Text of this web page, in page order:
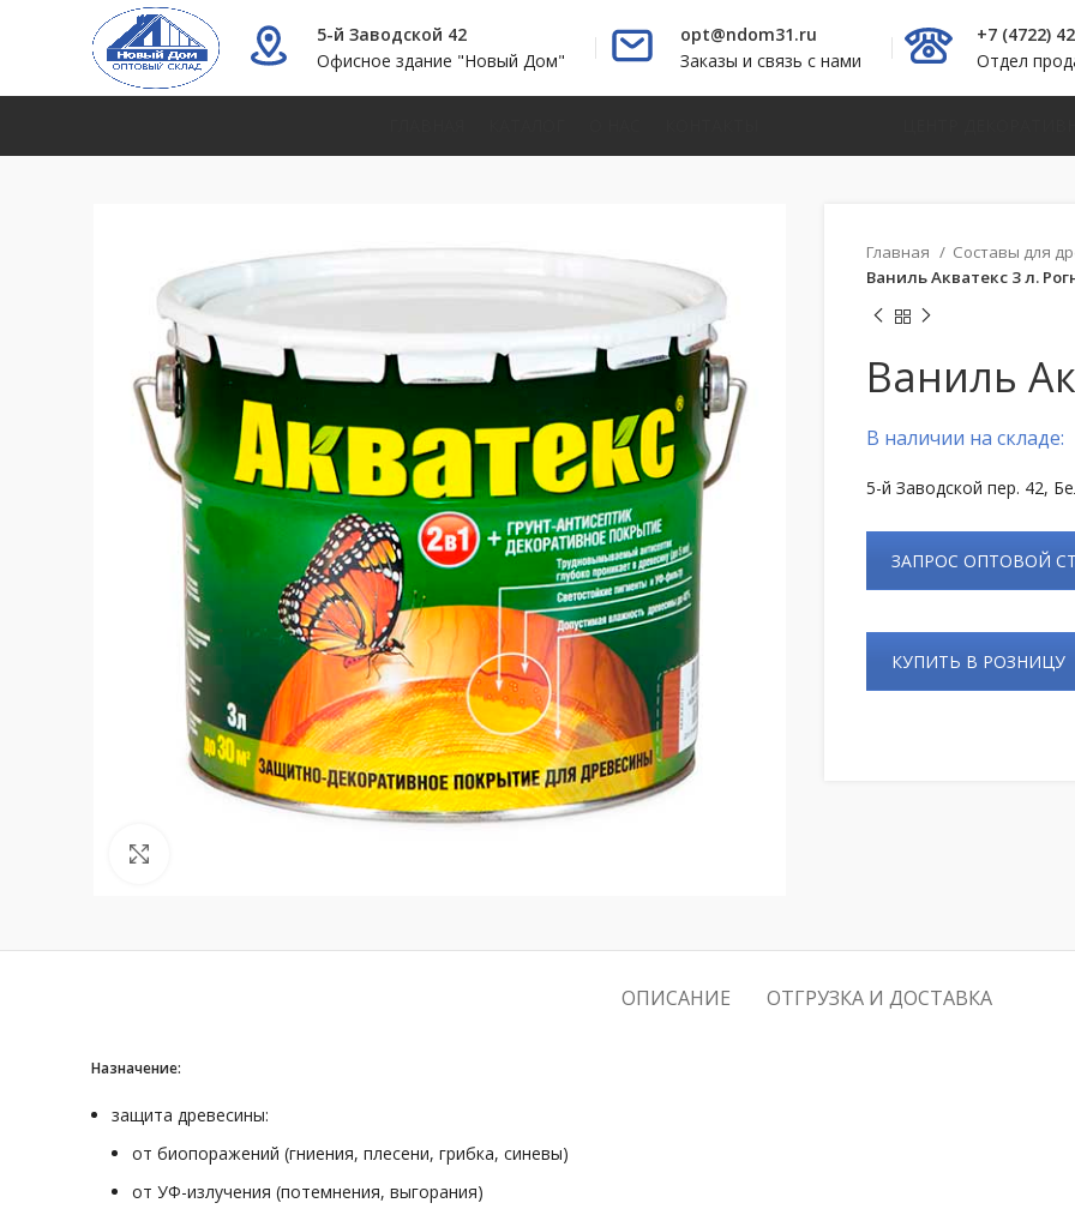
5-й Заводской 42
Офисное здание "Новый Дом"
opt@ndom31.ru
Заказы и связь с нами
+7 (4722)
Отдел
Главная
Составы для
Ваниль Акватекс 3 л.
Ваниль
В наличии на складе:
5-й Заводской пер. 42,
ЗАПРОС ОПТОВОЙ
КУПИТЬ В РОЗНИЦУ
ОПИСАНИЕ ОТГРУЗКА И ДОСТАВКА
Назначение:
защита древесины:
от биопоражений (гниения, плесени, грибка, синевы)
от УФ-излучения (потемнения, выгорания)